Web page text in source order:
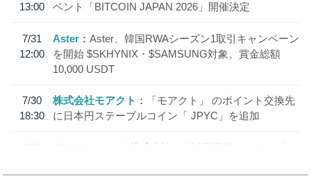
13:00
ベント「BITCOIN JAPAN 2026」開催決定
7/31
12:00
Aster
Aster、韓国RWAシーズン1取引キャンペーン
を開始 $SKHYNIX・$SAMSUNG対象、賞金総額
10,000 USDT
7/30
18:30
株式会社モアクト
「モアクト」 のポイント交換先
に日本円ステーブルコイン「 JPYC」を追加
7/29
SBI VCトレード株式会社
信託型円建てステーブル